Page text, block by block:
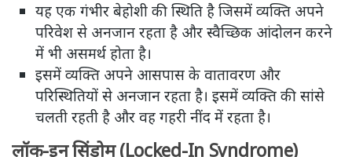
यह एक गंभीर बेहोशी की स्थिति है जिसमें व्यक्ति अपने
परिवेश से अनजान रहता है और स्वैच्छिक आंदोलन करने
में भी असमर्थ होता है।
इसमें व्यक्ति अपने आसपास के वातावरण और
परिस्थितियों से अनजान रहता है। इसमें व्यक्ति की सांसे
चलती रहती है और वह गहरी नींद में रहता है।
लॉक-इन सिंड्रोम (Locked-In Syndrome)